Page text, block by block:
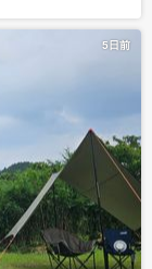
5日前